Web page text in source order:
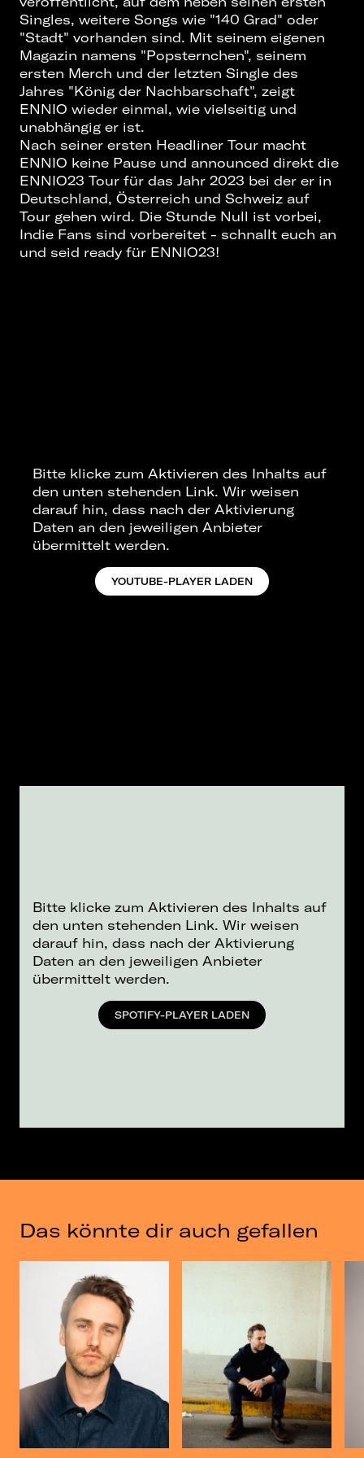
Singles, weitere Songs wie "140 Grad" oder
"Stadt" vorhanden sind. Mit seinem eigenen
Magazin namens "Popsternchen", seinem
ersten Merch und der letzten Single des
Jahres "König der Nachbarschaft", zeigt
ENNIO wieder einmal, wie vielseitig und
unabhängig er ist.
Nach seiner ersten Headliner Tour macht
ENNIO keine Pause und announced direkt die
ENNIO23 Tour für das Jahr 2023 bei der er in
Deutschland, Österreich und Schweiz auf
Tour gehen wird. Die Stunde Null ist vorbei,
Indie Fans sind vorbereitet - schnallt euch an
und seid ready für ENNIO23!
Bitte klicke zum Aktivieren des Inhalts auf
den unten stehenden Link. Wir weisen
darauf hin, dass nach der Aktivierung
Daten an den jeweiligen Anbieter
übermittelt werden.
YOUTUBE-PLAYER LADEN
Bitte klicke zum Aktivieren des Inhalts auf
den unten stehenden Link. Wir weisen
darauf hin, dass nach der Aktivierung
Daten an den jeweiligen Anbieter
übermittelt werden.
SPOTIFY-PLAYER LADEN
Das könnte dir auch gefallen